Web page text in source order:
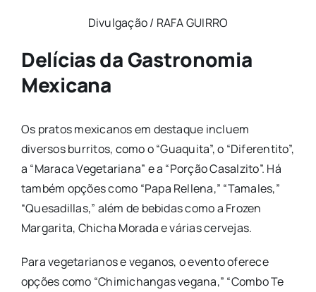
Divulgação / RAFA GUIRRO
Delícias da Gastronomia
Mexicana
Os pratos mexicanos em destaque incluem
diversos burritos, como o “Guaquita”, o “Diferentito”,
a “Maraca Vegetariana” e a “Porção Casalzito”. Há
também opções como “Papa Rellena,” “Tamales,”
“Quesadillas,” além de bebidas como a Frozen
Margarita, Chicha Morada e várias cervejas.
Para vegetarianos e veganos, o evento oferece
opções como “Chimichangas vegana,” “Combo Te